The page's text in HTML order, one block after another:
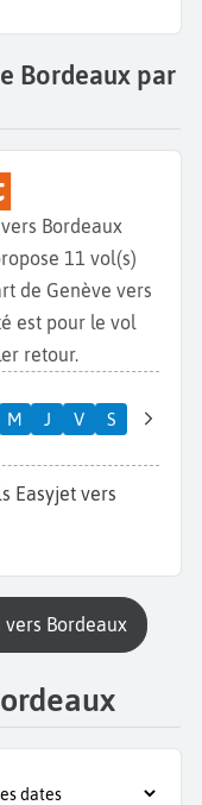
Bordeaux par
Bordeaux
11 vol(s)
de Genève vers
est pour le vol
retour.
M J V S
vers Bordeaux